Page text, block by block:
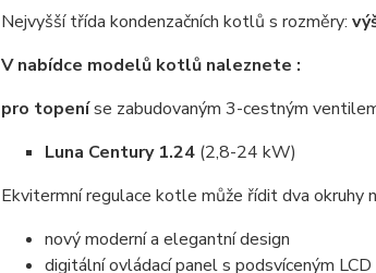
Nejvyšší třída kondenzačních kotlů s rozměry:
V nabídce modelů kotlů naleznete :
pro topeníse zabudovaným 3-cestným
Luna Century 1.24(2,8-24 kW)
Ekvitermní regulace kotle může řídit dva
nový moderní a elegantní design
digitální ovládací panel s podsvíceným